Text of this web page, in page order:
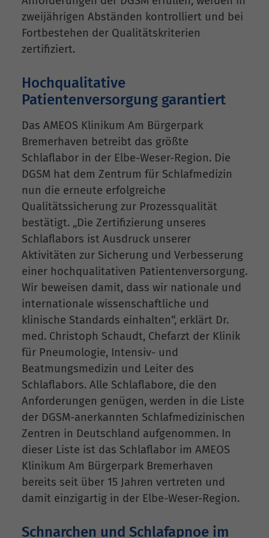
zweijährigen Abständen kontrolliert und bei
Fortbestehen der Qualitätskriterien
zertifiziert.
Hochqualitative
Patientenversorgung garantiert
Das AMEOS Klinikum Am Bürgerpark
Bremerhaven betreibt das größte
Schlaflabor in der Elbe-Weser-Region. Die
DGSM hat dem Zentrum für Schlafmedizin
nun die erneute erfolgreiche
Qualitätssicherung zur Prozessqualität
bestätigt. „Die Zertifizierung unseres
Schlaflabors ist Ausdruck unserer
Aktivitäten zur Sicherung und Verbesserung
einer hochqualitativen Patientenversorgung.
Wir beweisen damit, dass wir nationale und
internationale wissenschaftliche und
klinische Standards einhalten“, erklärt Dr.
med. Christoph Schaudt, Chefarzt der Klinik
für Pneumologie, Intensiv- und
Beatmungsmedizin und Leiter des
Schlaflabors. Alle Schlaflabore, die den
Anforderungen genügen, werden in die Liste
der DGSM-anerkannten Schlafmedizinischen
Zentren in Deutschland aufgenommen. In
dieser Liste ist das Schlaflabor im AMEOS
Klinikum Am Bürgerpark Bremerhaven
bereits seit über 15 Jahren vertreten und
damit einzigartig in der Elbe-Weser-Region.
Schnarchen und Schlafapnoe im